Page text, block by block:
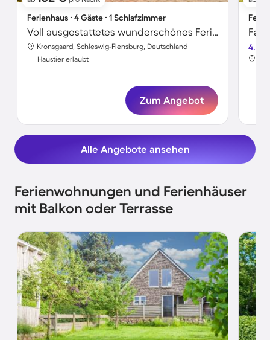
Ferienhaus ∙ 4 Gäste ∙ 1 Schlafzimmer
Voll ausgestattetes wunderschönes Ferienhaus mit Garten und Terrasse | Haustierfreundlich
Kronsgaard, Schleswig-Flensburg, Deutschland
Haustier erlaubt
Zum Angebot
4.7
Alle Angebote ansehen
Ferienwohnungen und Ferienhäuser
mit Balkon oder Terrasse